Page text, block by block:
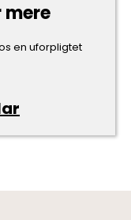
mere
en uforpligtet